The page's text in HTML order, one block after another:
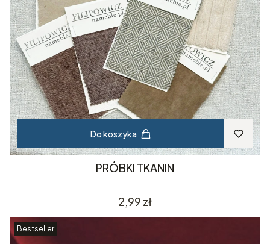
Do koszyka
PRÓBKI TKANIN
Cena
2,99 zł
Bestseller